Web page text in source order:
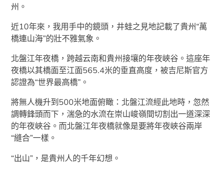
州。
近10年來，我用手中的鏡頭，井蛙之見地記載了貴州“萬
橋連山海”的壯不雅氣象。
北盤江年夜橋，跨越云南和貴州接壤的年夜峽谷。這座年
夜橋以其橋面至江面565.4米的垂直高度，被吉尼斯官方
認證為“世界最高橋”。
將無人機升到500米地面俯瞰：北盤江流經此地時，忽然
調轉鋒頭而下，湍急的水流在崇山峻嶺間切割出一道深深
的年夜峽谷。而北盤江年夜橋就像是要將年夜峽谷兩岸
“縫合”一樣。
“出山”，是貴州人的千年幻想。